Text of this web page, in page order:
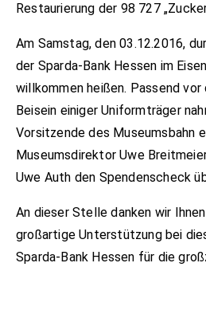
Restaurierung der 98 727
Am Samstag, den 03.12.2016,
der Sparda-Bank Hessen im
willkommen heißen. Passend vor
Beisein einiger Uniformträger
Vorsitzende des Museumsbahn
Museumsdirektor Uwe
Uwe Auth den Spendenscheck
An dieser Stelle danken wir
großartige Unterstützung bei
Sparda-Bank Hessen für die